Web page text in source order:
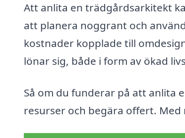
Att anlita en trädgårdsarkitekt
att planera noggrant och
kostnader kopplade till
lönar sig, både i form av ökad
Så om du funderar på att anlita
resurser och begära offert.